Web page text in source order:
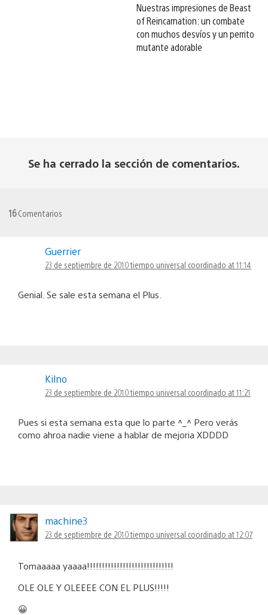
Nuestras impresiones de Beast
of Reincarnation: un combate
con muchos desvíos y un perrito
mutante adorable
Se ha cerrado la sección de comentarios.
16Comentarios
Guerrier
23 de septiembre de 2010 tiempo universal coordinado at 11:14
Genial. Se sale esta semana el Plus.
Kilno
23 de septiembre de 2010 tiempo universal coordinado at 11:21
Pues si esta semana esta que lo parte ^_^ Pero verás
como ahroa nadie viene a hablar de mejoria XDDDD
machine3
23 de septiembre de 2010 tiempo universal coordinado at 12:07
Tomaaaaa yaaaa!!!!!!!!!!!!!!!!!!!!!!!!!!!!!
OLE OLE Y OLEEEE CON EL PLUS!!!!!
😀